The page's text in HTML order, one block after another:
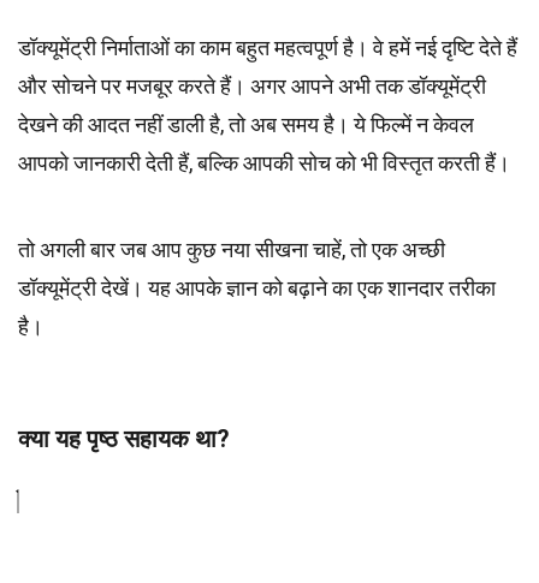
डॉक्यूमेंट्री निर्माताओं का काम बहुत महत्वपूर्ण है। वे हमें नई दृष्टि देते हैं
और सोचने पर मजबूर करते हैं। अगर आपने अभी तक डॉक्यूमेंट्री
देखने की आदत नहीं डाली है, तो अब समय है। ये फिल्में न केवल
आपको जानकारी देती हैं, बल्कि आपकी सोच को भी विस्तृत करती हैं।
तो अगली बार जब आप कुछ नया सीखना चाहें, तो एक अच्छी
डॉक्यूमेंट्री देखें। यह आपके ज्ञान को बढ़ाने का एक शानदार तरीका
है।
क्या यह पृष्ठ सहायक था?